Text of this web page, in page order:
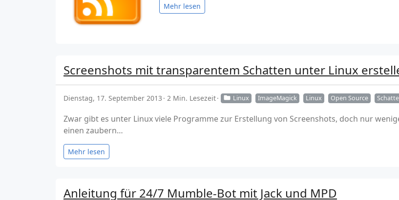
Mehr lesen
Screenshots mit transparentem Schatten unter Linux
Dienstag, 17. September 2013 2 Min. Lesezeit Linux ImageMagick Linux Open Source
Zwar gibt es unter Linux viele Programme zur Erstellung von Screenshots, doch nur
einen zaubern…
Mehr lesen
Anleitung für 24/7 Mumble-Bot mit Jack und MPD